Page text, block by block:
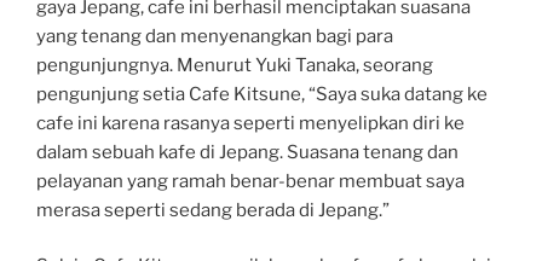
gaya Jepang, cafe ini berhasil menciptakan suasana
yang tenang dan menyenangkan bagi para
pengunjungnya. Menurut Yuki Tanaka, seorang
pengunjung setia Cafe Kitsune, “Saya suka datang ke
cafe ini karena rasanya seperti menyelipkan diri ke
dalam sebuah kafe di Jepang. Suasana tenang dan
pelayanan yang ramah benar-benar membuat saya
merasa seperti sedang berada di Jepang.”